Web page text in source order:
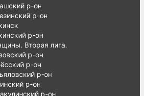
р-он
р-он
р-он
Вторая лига.
р-он
р-он
р-он
р-он
р-он